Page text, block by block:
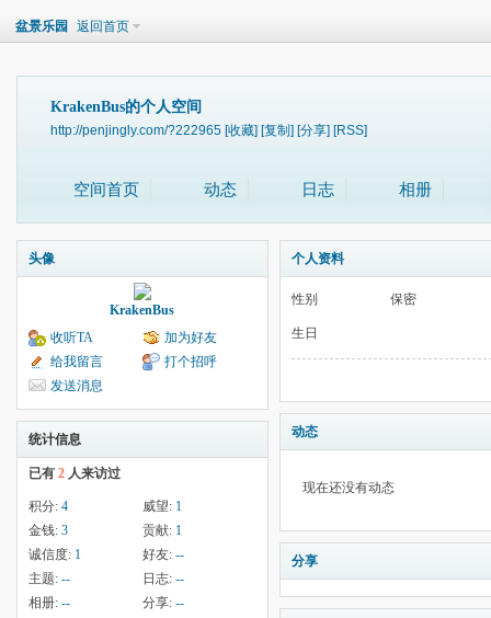
盆景乐园 返回首页
KrakenBus的个人空间
http://penjingly.com/?222965 [收藏] [复制] [分享] [RSS]
空间首页 动态 日志 相册
头像
KrakenBus
收听TA
加为好友
给我留言
打个招呼
发送消息
统计信息
已有 2 人来访过
积分: 4 威望: 1
金钱: 3 贡献: 1
诚信度: 1 好友: --
主题: -- 日志: --
相册: -- 分享: --
个人资料
性别 保密
生日
动态
现在还没有动态
分享